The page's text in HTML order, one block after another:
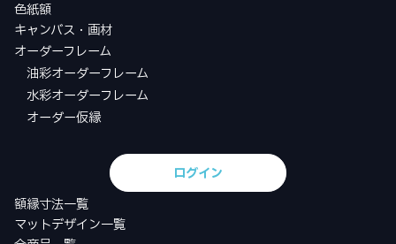
色紙額
キャンバス・画材
オーダーフレーム
油彩オーダーフレーム
水彩オーダーフレーム
オーダー仮縁
ログイン
額縁寸法一覧
マットデザイン一覧